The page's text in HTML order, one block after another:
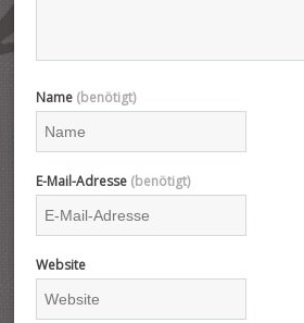
Name (benötigt)
E-Mail-Adresse (benötigt)
Website